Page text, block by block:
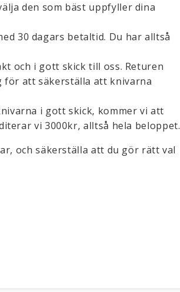
den som bäst uppfyller dina
30 dagars betaltid. Du har alltså
och i gott skick till oss. Returen
för att säkerställa att knivarna
i gott skick, kommer vi att
vi 3000kr, alltså hela beloppet.
och säkerställa att du gör rätt val